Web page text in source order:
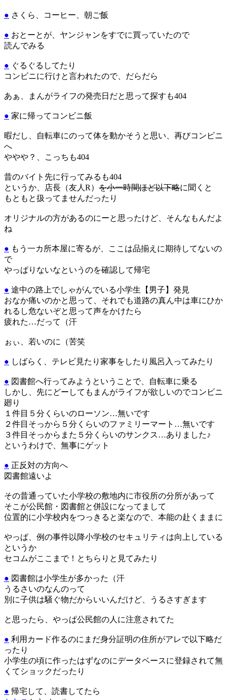
● さくら、コーヒー、朝ご飯
● おとーとが、ヤンジャンをすでに買っていたので
読んでみる
● ぐるぐるしてたり
コンビニに行けと言われたので、だらだら
あぁ、まんがライフの発売日だと思って探すも404
● 家に帰ってコンビニ飯
暇だし、自転車にのって体を動かそうと思い、再びコンビニ
へ
ややや？、こっちも404
昔のバイト先に行ってみるも404
というか、店長（友人R） を小一時間ほど以下略に聞くと
もともと扱ってませんだったり
オリジナルの方があるのにーと思ったけど、そんなもんだよ
ね
● もう一カ所本屋に寄るが、ここは品揃えに期待してないの
で
やっぱりないなというのを確認して帰宅
● 途中の路上でしゃがんでいる小学生【男子】発見
おなか痛いのかと思って、それでも道路の真ん中は車にひか
れるし危ないぞと思って声をかけたら
疲れた…だって（汗
ぉぃ、若いのに（苦笑
● しばらく、テレビ見たり家事をしたり風呂入ってみたり
● 図書館へ行ってみようということで、自転車に乗る
しかし、先にどーしてもまんがライフが欲しいのでコンビニ
廻り
１件目５分くらいのローソン…無いです
２件目そっから５分くらいのファミリーマート…無いです
３件目そっからまた５分くらいのサンクス…ありました♪
というわけで、無事にゲット
● 正反対の方向へ
図書館遠いよ
その昔通っていた小学校の敷地内に市役所の分所があって
そこが公民館・図書館と併設になってまして
位置的に小学校内をつっきると楽なので、本能の赴くままに
やっぱ、例の事件以降小学校のセキュリティは向上している
というか
セコムがここまで！とちらりと見てみたり
● 図書館は小学生が多かった（汗
うるさいのなんのって
別に子供は騒ぐ物だからいいんだけど、うるさすぎます
と思ったら、やっぱ公民館の人に注意されてた
● 利用カード作るのにまだ身分証明の住所がアレで以下略だ
ったり
小学生の頃に作ったはずなのにデータベースに登録されて無
くてショックだったり
● 帰宅して、読書してたら